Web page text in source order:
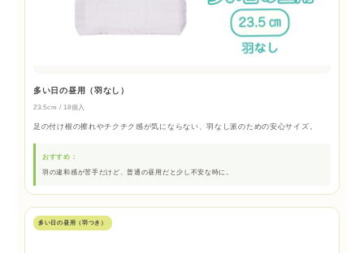
多い日の昼用（羽なし）
23.5cm / 18個入
足の付け根の擦れやチクチク感が気にならない、羽なし派のための安心サイズ。
おすすめ：
羽の違和感が苦手だけど、普通の昼用だと少し不安な時に。
多い日の昼用（羽つき）